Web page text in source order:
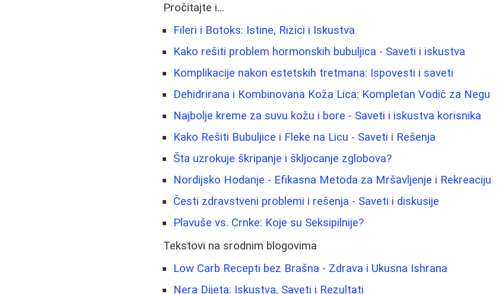
Pročitajte i...
Fileri i Botoks: Istine, Rizici i Iskustva
Kako rešiti problem hormonskih bubuljica - Saveti i iskustva
Komplikacije nakon estetskih tretmana: Ispovesti i saveti
Dehidrirana i Kombinovana Koža Lica: Kompletan Vodič za Negu
Najbolje kreme za suvu kožu i bore - Saveti i iskustva korisnika
Kako Rešiti Bubuljice i Fleke na Licu - Saveti i Rešenja
Šta uzrokuje škripanje i škljocanje zglobova?
Nordijsko Hodanje - Efikasna Metoda za Mršavljenje i Rekreaciju
Česti zdravstveni problemi i rešenja - Saveti i diskusije
Plavuše vs. Crnke: Koje su Seksipilnije?
Tekstovi na srodnim blogovima
Low Carb Recepti bez Brašna - Zdrava i Ukusna Ishrana
Nera Dijeta: Iskustva, Saveti i Rezultati